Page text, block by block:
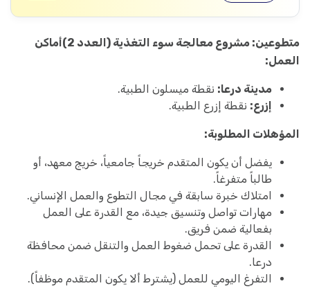
متطوعين: مشروع معالجة سوء التغذية (العدد 2)
أماكن
العمل:
مدينة درعا: نقطة ميسلون الطبية.
إزرع: نقطة إزرع الطبية.
المؤهلات المطلوبة:
يفضل أن يكون المتقدم خريجاً جامعياً، خريج معهد، أو
طالباً متفرغاً.
امتلاك خبرة سابقة في مجال التطوع والعمل الإنساني.
مهارات تواصل وتنسيق جيدة، مع القدرة على العمل
بفعالية ضمن فريق.
القدرة على تحمل ضغوط العمل والتنقل ضمن محافظة
درعا.
التفرغ اليومي للعمل (يشترط ألا يكون المتقدم موظفاً).